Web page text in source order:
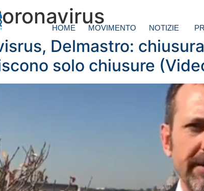
HOME MOVIMENTO NOTIZIE
Delmastro:
solo chiusure